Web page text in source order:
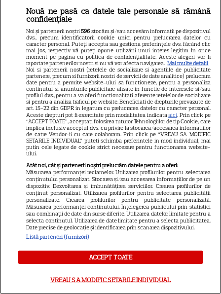
3
Marvel are un nou Black
Panther. David Jonsson preia
moștenirea lui Chadwick
Boseman
7
VEDETE STRĂINE
Ryan Gosling este noul Ghost
Rider din Universul Marvel.
Anunțul făcut la Comic-Con i-
a entuziasmat pe fani
„Diavolul se îmbracă de la
Prada 2” s-a lansat pe Disney+.
Meryl Streep și Anne
Hathaway revin la revista
Runway
VEDETE STRĂINE
Meryl Streep, gest
Hathaway și Emily Blunt la
Nouă ne pasă ca datele tale personale să rămână
confidențiale
Noi și partenerii noștri596 stocăm și/sau accesăm informații pe dispozitivul
dvs., precum identificatorii cookie unici pentru prelucrarea datelor cu
caracter personal. Puteți accepta sau gestiona preferințele dvs. făcând clic
mai jos, respectiv vă puteți opune utilizării unui interes legitim în orice
moment pe pagina cu politica de confidențialitate. Aceste alegeri vor fi
raportate partenerilor noștri și nu vă vor afecta navigarea. Mai multe detalii
Noi si partenerii nostri (retelele de socializare si agentiile de publicitate
partenere, precum si furnizorii nostri de servicii de date analitice) prelucram
date pentru a permite website-ului sa functioneze, pentru a personaliza
continutul si anunturile publicitare afisate in functie de interesele si/sau
profilul dvs., pentru a va oferi functionalitati aferente retelelor de socializare
si pentru a analiza traficul pe website. Beneficiati de drepturile prevazute de
art. 15-22 din GDPR in legatura cu prelucrarea datelor cu caracter personal.
Aceste drepturi pot fi exercitate prin modalitatea indicataaici. Prin click pe
“ACCEPT TOATE”, acceptati folosirea tuturor Tehnologiilor de tip Cookie, care
implica inclusiv acceptul dvs. cu privire la stocarea/accesarea informatiilor
de catre Vendor-ii cu care colaboram. Prin click pe “VREAU SA MODIFIC
SETARILE INDIVIDUAL” puteti schimba preferintele in mod individual, mai
putin cele legate de cookie strict necesare pentru functionarea website-
ului.
Atât noi, cât și partenerii noștri prelucrăm datele pentru a oferi:
Măsurarea performanței reclamelor. Utilizarea profilurilor pentru selectarea
conținutului personalizat. Stocarea și/sau accesarea informațiilor de pe un
dispozitiv. Dezvoltarea și îmbunătățirea serviciilor. Crearea profilurilor de
conținut personalizat. Utilizarea profilurilor pentru selectarea publicității
personalizate. Crearea profilurilor pentru publicitate personalizată.
Măsurarea performanței conținutului. Înțelegerea publicului prin statistici
sau combinații de date din surse diferite. Utilizarea datelor limitate pentru a
selecta conținutul. Utilizarea de date limitate pentru a selecta publicitatea.
Date precise de geolocație și identificarea prin scanarea dispozitivului.
Listă parteneri (furnizori)
ACCEPT TOATE
VREAU SA MODIFIC SETARILE INDIVIDUAL